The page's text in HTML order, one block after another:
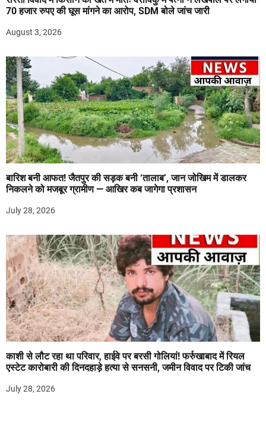
70 हजार रुपए की घूस मांगने का आरोप, SDM बोले जांच जारी
August 3, 2026
बारिश बनी आफत! जैतपुर की सड़क बनी ‘तालाब’, जान जोखिम में डालकर
निकलने को मजबूर ग्रामीण — आखिर कब जागेगा प्रशासन
July 28, 2026
काशी से लौट रहा था परिवार, हाईवे पर बरसी गोलियां! फर्रुखाबाद में रियल
एस्टेट कारोबारी की दिनदहाड़े हत्या से सनसनी, जमीन विवाद पर टिकी जांच
July 28, 2026